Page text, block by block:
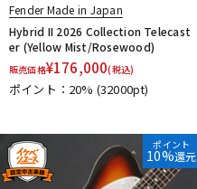
Fender Made in Japan
Hybrid II 2026 Collection Telecast
er (Yellow Mist/Rosewood)
販売価格¥176,000(税込)
ポイント：20% (32000pt)
ポイント
10%還元